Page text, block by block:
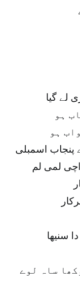
لے گیا
ہو
ہو
پنجاب اسمبلی
لمی لم
سنیھا
ساہ لوے